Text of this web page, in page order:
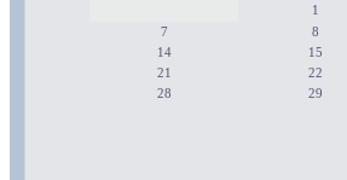
1
7
8
14
15
21
22
28
29